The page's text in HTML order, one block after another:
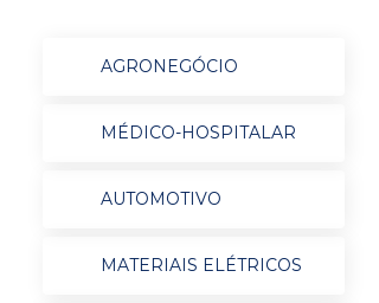
AGRONEGÓCIO
MÉDICO-HOSPITALAR
AUTOMOTIVO
MATERIAIS ELÉTRICOS